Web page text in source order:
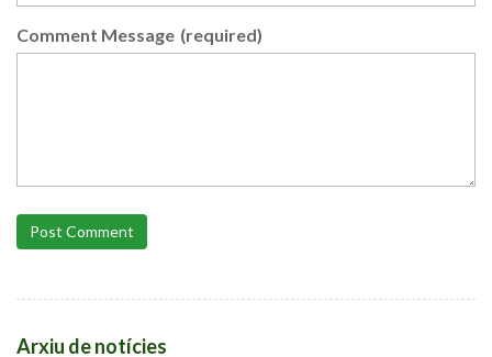
Comment Message (required)
Post Comment
Arxiu de notícies